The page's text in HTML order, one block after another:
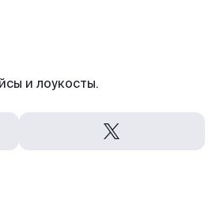
и лоукосты.